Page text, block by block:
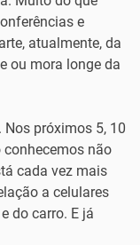
e
atualmente, da
ou mora longe da
próximos 5, 10
não
cada vez mais
a celulares
do carro. E já